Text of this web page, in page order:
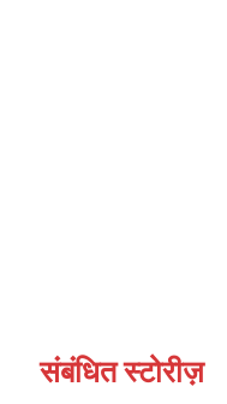
संबंधित स्टोरीज़